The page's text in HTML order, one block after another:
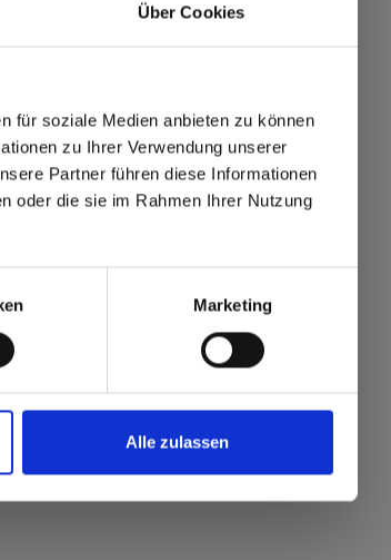
Über Cookies
für soziale Medien anbieten zu können
zu Ihrer Verwendung unserer
Partner führen diese Informationen
oder die sie im Rahmen Ihrer Nutzung
Marketing
Alle zulassen
what Fundermax offers in Europe
/ Rest of the World